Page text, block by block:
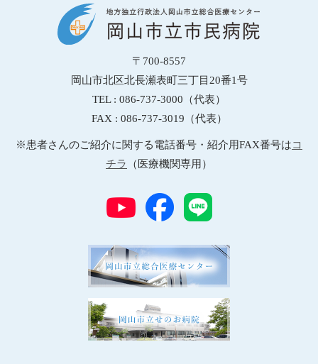
〒700-8557
岡山市北区北長瀬表町三丁目20番1号
TEL : 086-737-3000（代表）
FAX : 086-737-3019（代表）
※患者さんのご紹介に関する電話番号・紹介用FAX番号はコ
チラ
（医療機関専用）